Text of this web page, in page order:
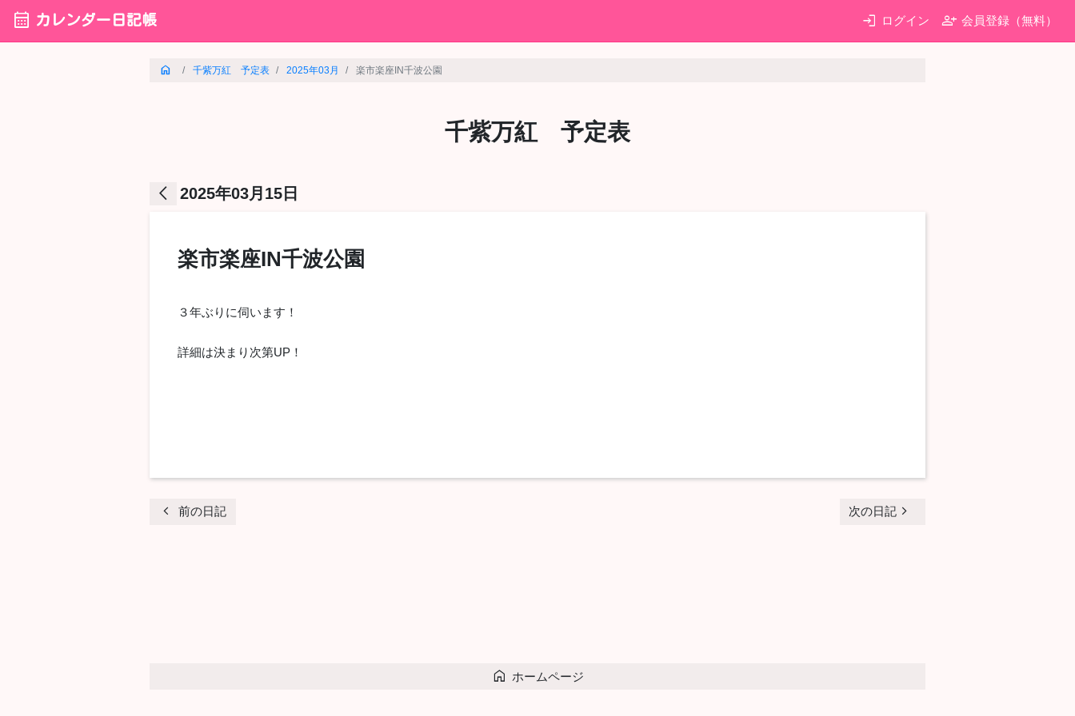
calendar_month カレンダー日記帳 login ログイン person_add 会員登録（無料）
home 千紫万紅 予定表 2025年03月 楽市楽座IN千波公園
千紫万紅 予定表
arrow_back_ios 2025年03月15日
楽市楽座IN千波公園
３年ぶりに伺います！
詳細は決まり次第UP！
chevron_left 前の日記 次の日記navigate_next
home ホームページ